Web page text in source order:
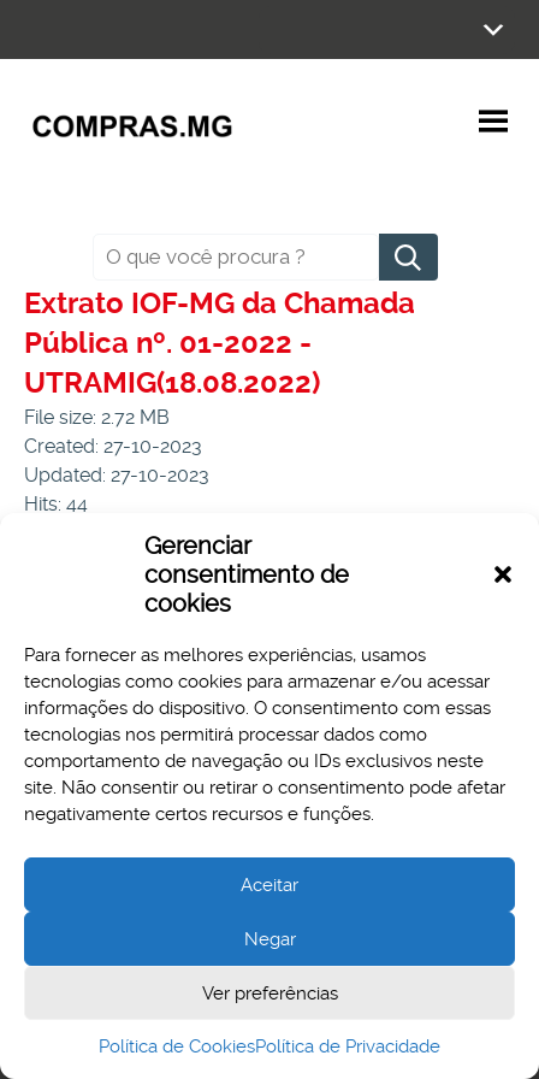
Gerenciar
consentimento de
cookies
Para fornecer as melhores experiências, usamos
tecnologias como cookies para armazenar e/ou acessar
informações do dispositivo. O consentimento com essas
tecnologias nos permitirá processar dados como
comportamento de navegação ou IDs exclusivos neste
site. Não consentir ou retirar o consentimento pode afetar
negativamente certos recursos e funções.
Aceitar
Negar
Ver preferências
Política de CookiesPolítica de Privacidade
Pesquisar
Extrato IOF-MG da Chamada
Pública nº. 01-2022 -
UTRAMIG(18.08.2022)
File size: 2.72 MB
Created: 27-10-2023
Updated: 27-10-2023
Hits: 44
Download Preview
Aspectos legais e responsabilidades
Política de Privacidade
Cidade Administrativa - Rodovia Papa João Paulo II, 3777 -
Serra Verde, Belo Horizonte, MG - CEP 31630-903